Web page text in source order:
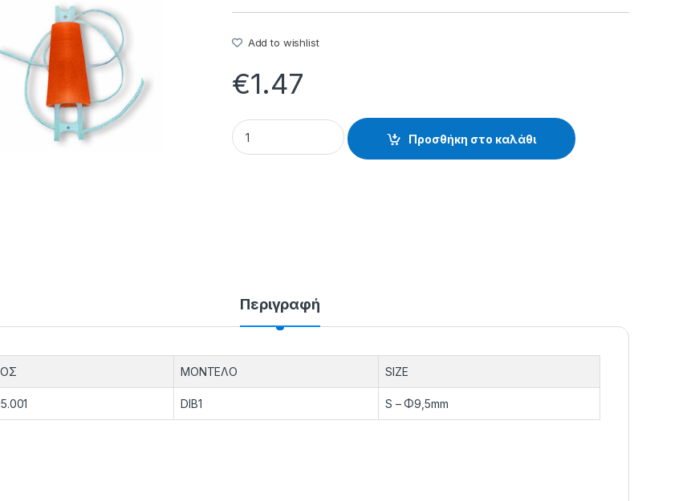
Add to wishlist
€1.47
XΩNAKI ΓIA AΠIKO APMATΩΣIA DIB1 - 38.55.15.001 quantity
Προσθήκη στο καλάθι
Περιγραφή
ΜΟΝΤΕΛΟ SIZE
DIB1 S – Φ9,5mm